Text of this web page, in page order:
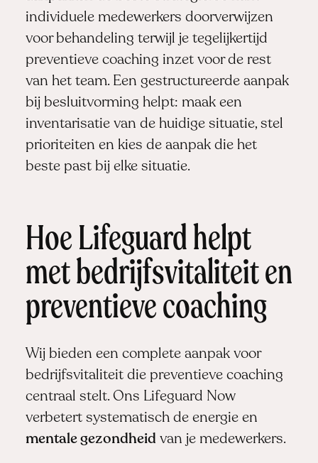
individuele medewerkers doorverwijzen
voor behandeling terwijl je tegelijkertijd
preventieve coaching inzet voor de rest
van het team. Een gestructureerde aanpak
bij besluitvorming helpt: maak een
inventarisatie van de huidige situatie, stel
prioriteiten en kies de aanpak die het
beste past bij elke situatie.
Hoe Lifeguard helpt
met bedrijfsvitaliteit en
preventieve coaching
Wij bieden een complete aanpak voor
bedrijfsvitaliteit die preventieve coaching
centraal stelt. Ons Lifeguard Now
verbetert systematisch de energie en
mentale gezondheid van je medewerkers.